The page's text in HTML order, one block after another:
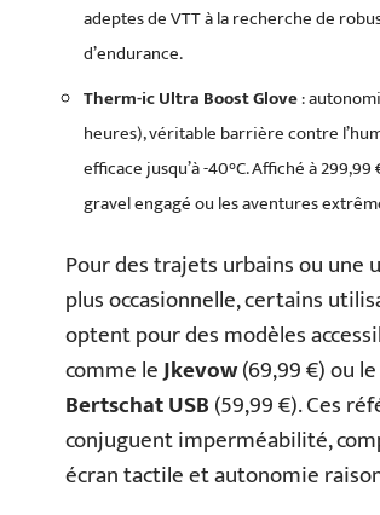
adeptes de VTT à la recherche de
d’endurance.
Therm-ic Ultra Boost Glove:
heures), véritable barrière contre
efficace jusqu’à -40°C. Affiché à 299,99
gravel engagé ou les aventures
Pour des trajets urbains ou une
plus occasionnelle, certains
optent pour des modèles
comme leJkevow(69,99 €) ou le
Bertschat USB(59,99 €). Ces
conjuguent imperméabilité,
écran tactile et autonomie